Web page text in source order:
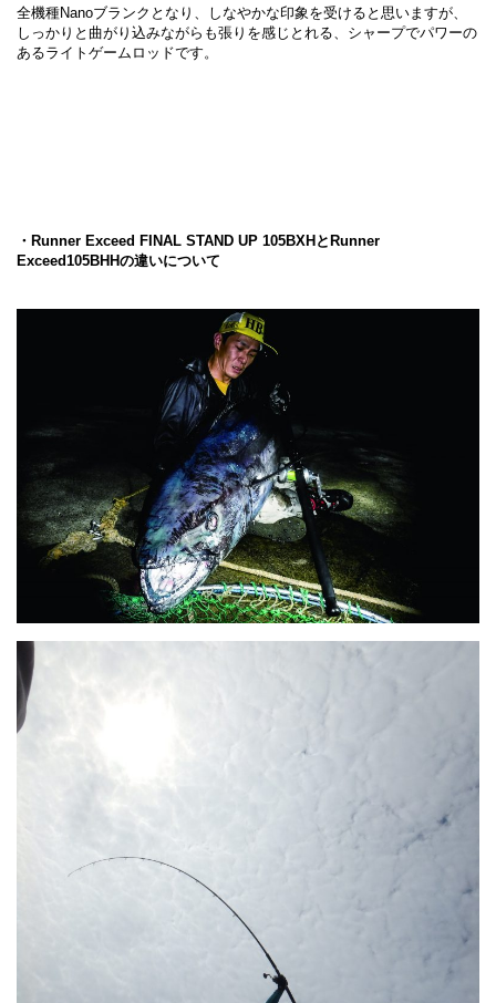
全機種Nanoブランクとなり、しなやかな印象を受けると思いますが、
しっかりと曲がり込みながらも張りを感じとれる、シャープでパワーの
あるライトゲームロッドです。
・Runner Exceed FINAL STAND UP 105BXHとRunner
Exceed105BHHの違いについて